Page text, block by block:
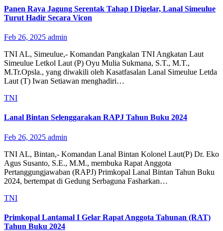
Panen Raya Jagung Serentak Tahap l Digelar, Lanal Simeulue
Turut Hadir Secara Vicon
Feb 26, 2025 admin
TNI AL, Simeulue,- Komandan Pangkalan TNI Angkatan Laut
Simeulue Letkol Laut (P) Oyu Mulia Sukmana, S.T., M.T.,
M.Tr.Opsla., yang diwakili oleh Kasatfasalan Lanal Simeulue Letda
Laut (T) Iwan Setiawan menghadiri…
TNI
Lanal Bintan Selenggarakan RAPJ Tahun Buku 2024
Feb 26, 2025 admin
TNI AL, Bintan,- Komandan Lanal Bintan Kolonel Laut(P) Dr. Eko
Agus Susanto, S.E., M.M., membuka Rapat Anggota
Pertanggungjawaban (RAPJ) Primkopal Lanal Bintan Tahun Buku
2024, bertempat di Gedung Serbaguna Fasharkan…
TNI
Primkopal Lantamal I Gelar Rapat Anggota Tahunan (RAT)
Tahun Buku 2024